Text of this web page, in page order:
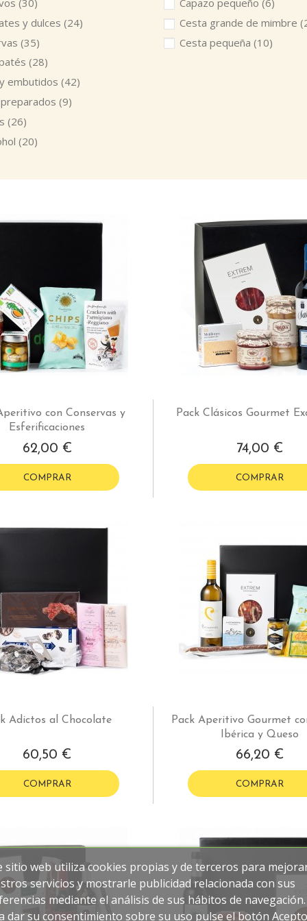
(30)
y dulces (24)
(35)
(28)
embutidos (42)
(9)
(26)
(20)
Capazo pequeño (6)
Cesta grande de mimbre
Cesta pequeña (10)
con Conservas y
Esferificaciones
62,00 €
COMPRAR
Pack Clásicos Gourmet
74,00 €
COMPRAR
Adictos al Chocolate
60,50 €
COMPRAR
Pack Aperitivo Gourmet
Ibérica y Queso
66,20 €
COMPRAR
sitio web utiliza cookies propias y de terceros para
servicios y mostrarle publicidad relacionada con sus
mediante el análisis de sus hábitos de navegación.
dar su consentimiento sobre su uso pulse el botón